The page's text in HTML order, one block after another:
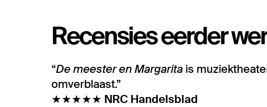
Recensies eerder
“De meester en Margarita is
omverblaast.”
★★★★★ NRC Handelsblad